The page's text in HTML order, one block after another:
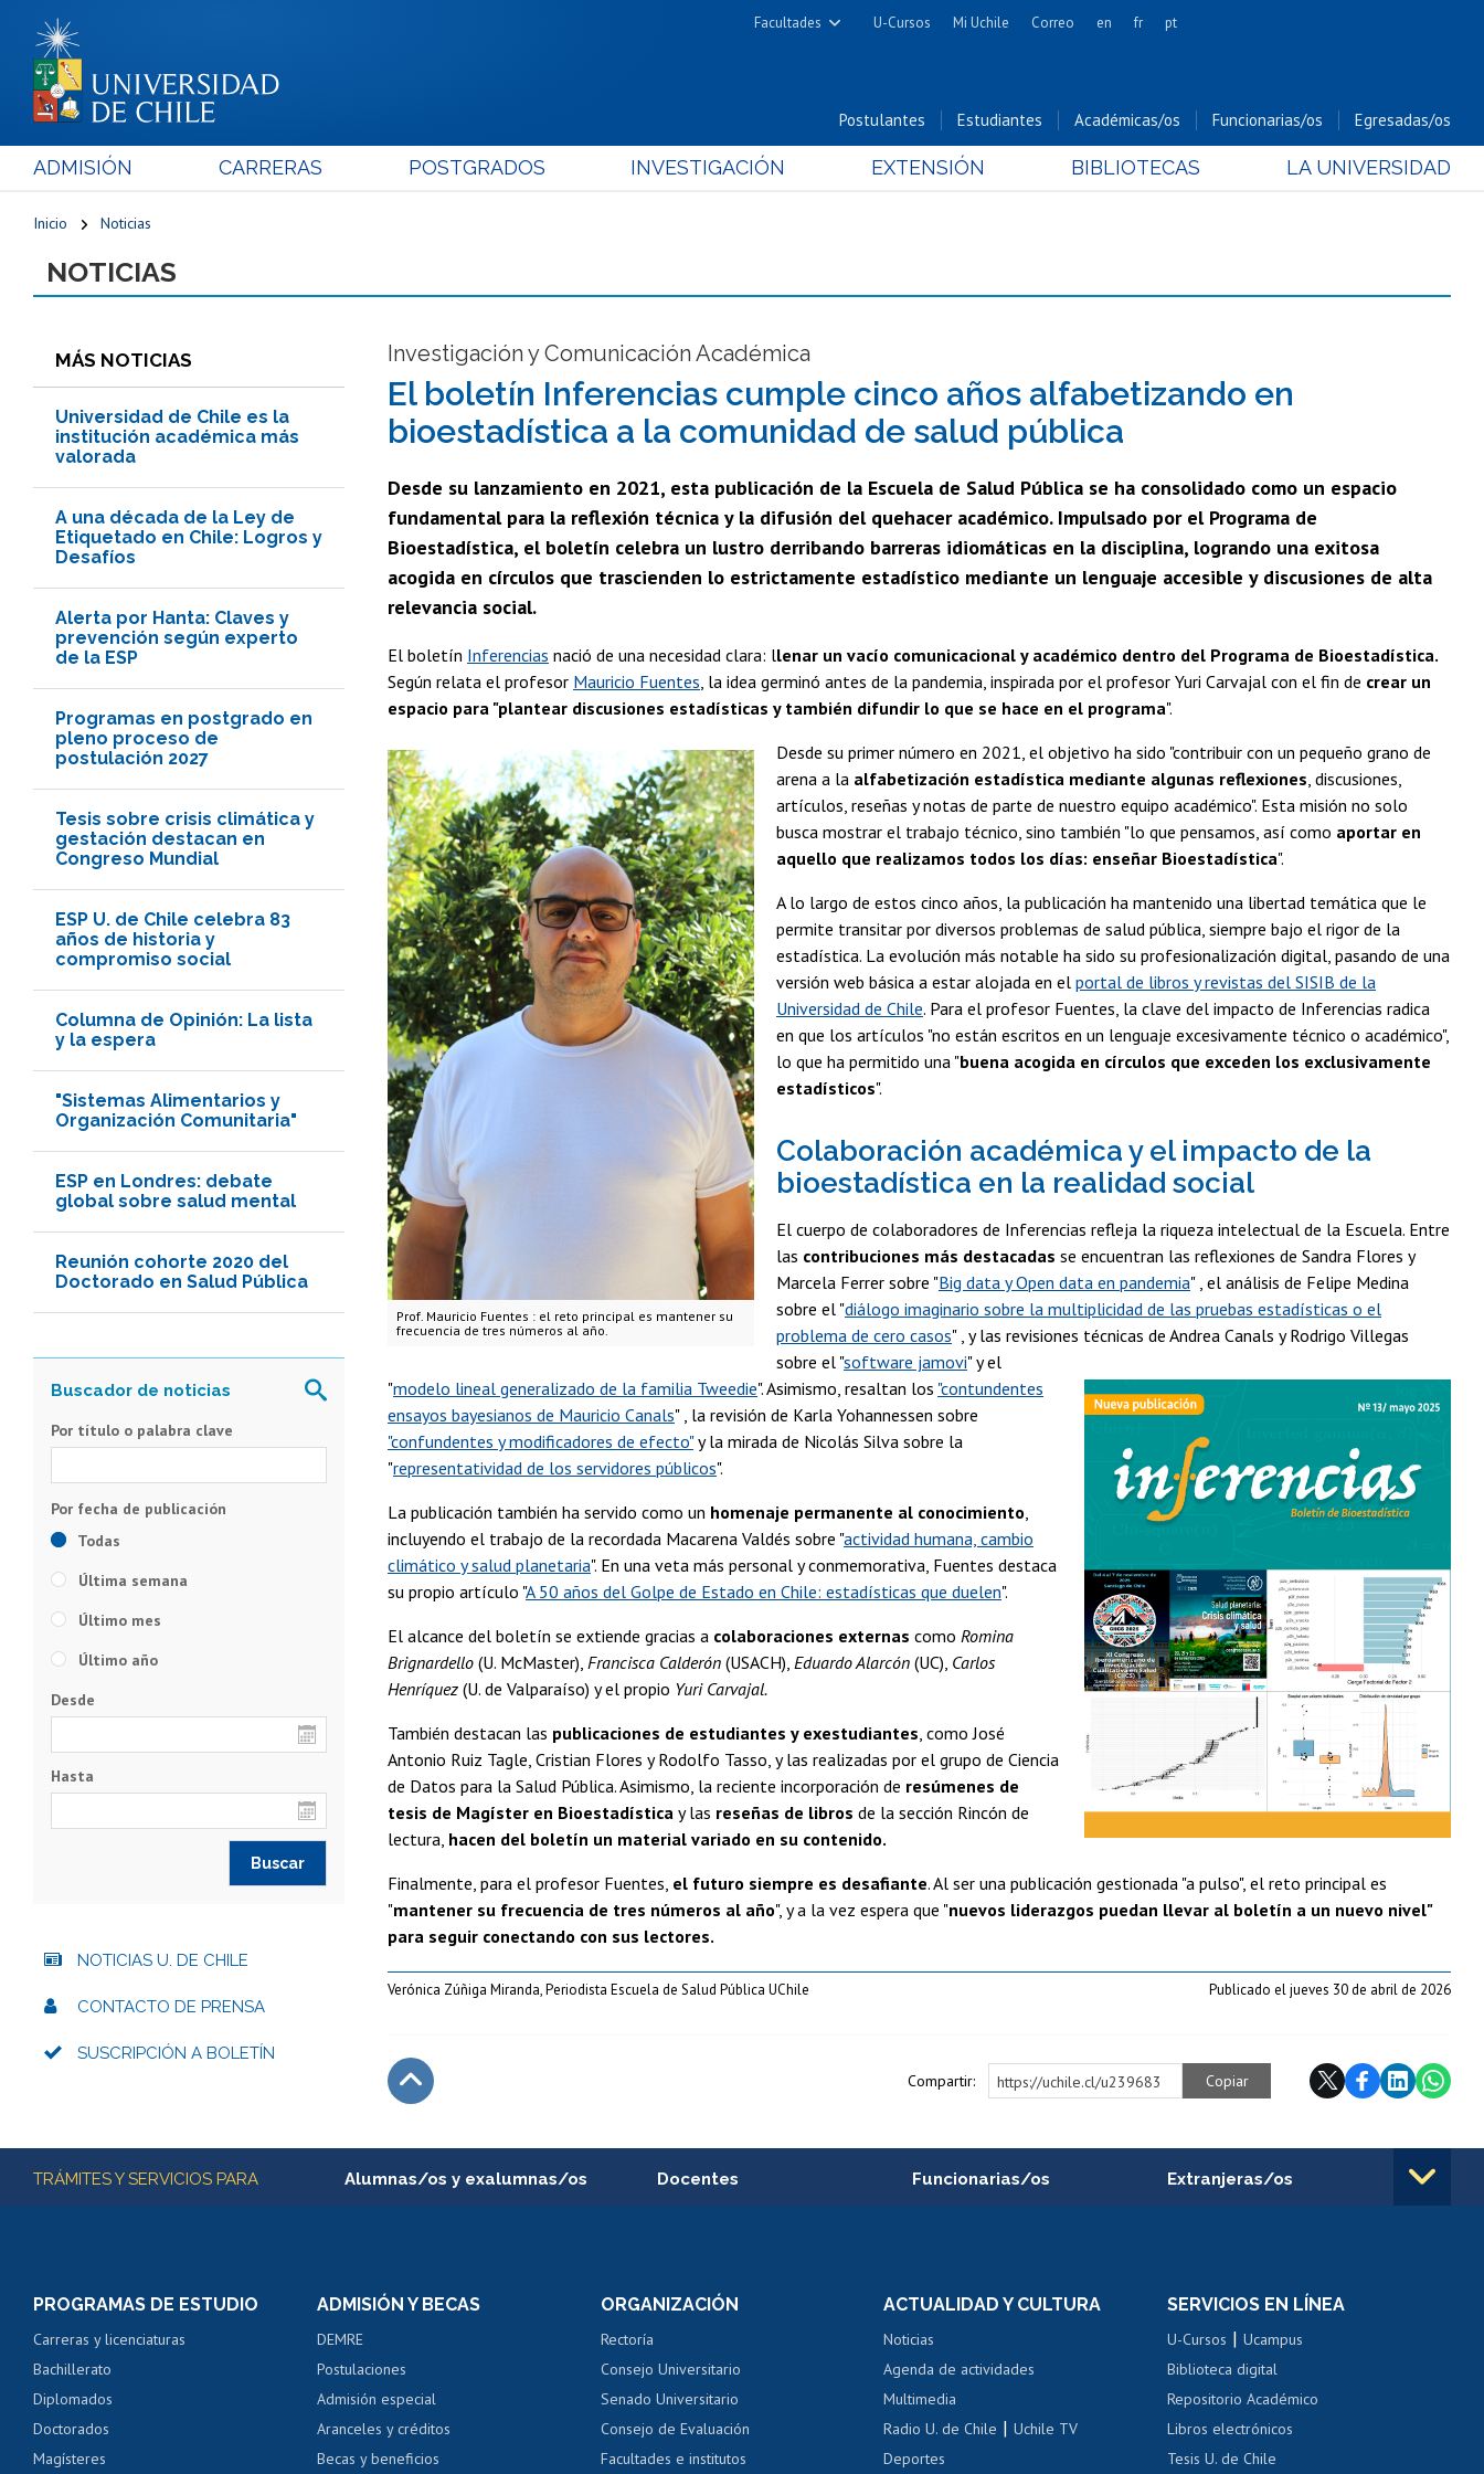
Facultades
Cs. Físicas y Matemáticas
Cs. Forestales y Conservación
Cs. Químicas y Farmacéuticas
Cs. Sociales
Estudios Avanzados en Educación
Nutrición y Tecnología de
Alimentos
Bachillerato
Hospital Clínico
U-Cursos Mi Uchile Correo en fr pt
Postulantes Estudiantes Académicas/os Funcionarias/os Egresadas/os
ADMISIÓN CARRERAS POSTGRADOS INVESTIGACIÓN EXTENSIÓN BIBLIOTECAS LA UNIVERSIDAD
Inicio Noticias
NOTICIAS
MÁS NOTICIAS
Universidad de Chile es la
institución académica más
valorada
A una década de la Ley de
Etiquetado en Chile: Logros y
Desafíos
Alerta por Hanta: Claves y
prevención según experto
de la ESP
Programas en postgrado en
pleno proceso de
postulación 2027
Tesis sobre crisis climática y
gestación destacan en
Congreso Mundial
ESP U. de Chile celebra 83
años de historia y
compromiso social
Columna de Opinión: La lista
y la espera
"Sistemas Alimentarios y
Organización Comunitaria"
ESP en Londres: debate
global sobre salud mental
Reunión cohorte 2020 del
Doctorado en Salud Pública
Investigación y Comunicación Académica
El boletín Inferencias cumple cinco años alfabetizando en
bioestadística a la comunidad de salud pública
Desde su lanzamiento en 2021, esta publicación de la Escuela de Salud Pública se ha consolidado como un espacio
fundamental para la reflexión técnica y la difusión del quehacer académico. Impulsado por el Programa de
Bioestadística, el boletín celebra un lustro derribando barreras idiomáticas en la disciplina, logrando una exitosa
acogida en círculos que trascienden lo estrictamente estadístico mediante un lenguaje accesible y discusiones de alta
relevancia social.
El boletín Inferencias nació de una necesidad clara: llenar un vacío comunicacional y académico dentro del Programa de Bioestadística.
Según relata el profesor Mauricio Fuentes , la idea germinó antes de la pandemia, inspirada por el profesor Yuri Carvajal con el fin de crear un
espacio para "plantear discusiones estadísticas y también difundir lo que se hace en el programa".
Prof. Mauricio Fuentes : el reto principal es mantener su
frecuencia de tres números al año.
Desde su primer número en 2021, el objetivo ha sido "contribuir con un pequeño grano de
arena a la alfabetización estadística mediante algunas reflexiones , discusiones,
artículos, reseñas y notas de parte de nuestro equipo académico". Esta misión no solo
busca mostrar el trabajo técnico, sino también "lo que pensamos, así como aportar en
aquello que realizamos todos los días: enseñar Bioestadística".
A lo largo de estos cinco años, la publicación ha mantenido una libertad temática que le
permite transitar por diversos problemas de salud pública, siempre bajo el rigor de la
estadística. La evolución más notable ha sido su profesionalización digital, pasando de una
versión web básica a estar alojada en el portal de libros y revistas del SISIB de la
Universidad de Chile. Para el profesor Fuentes, la clave del impacto de Inferencias radica
en que los artículos "no están escritos en un lenguaje excesivamente técnico o académico",
lo que ha permitido una "buena acogida en círculos que exceden los exclusivamente
estadísticos".
Colaboración académica y el impacto de la
bioestadística en la realidad social
El cuerpo de colaboradores de Inferencias refleja la riqueza intelectual de la Escuela. Entre
las contribuciones más destacadas se encuentran las reflexiones de Sandra Flores y
Marcela Ferrer sobre "Big data y Open data en pandemia" , el análisis de Felipe Medina
sobre el "diálogo imaginario sobre la multiplicidad de las pruebas estadísticas o el
problema de cero casos" , y las revisiones técnicas de Andrea Canals y Rodrigo Villegas
sobre el "software jamovi" y el
"modelo lineal generalizado de la familia Tweedie". Asimismo, resaltan los "contundentes
ensayos bayesianos de Mauricio Canals" , la revisión de Karla Yohannessen sobre
"confundentes y modificadores de efecto"y la mirada de Nicolás Silva sobre la
"representatividad de los servidores públicos".
La publicación también ha servido como un homenaje permanente al conocimiento
incluyendo el trabajo de la recordada Macarena Valdés sobre "actividad humana, cambio
climático y salud planetaria". En una veta más personal y conmemorativa, Fuentes destaca
su propio artículo "A 50 años del Golpe de Estado en Chile: estadísticas que duelen".
El alcance del boletín se extiende gracias a colaboraciones externas como Romina
Brignardello (U. McMaster), Francisca Calderón (USACH), Eduardo Alarcón (UC), Carlos
Henríquez (U. de Valparaíso) y el propio Yuri Carvajal.
También destacan las publicaciones de estudiantes y exestudiantes , como José
Antonio Ruiz Tagle, Cristian Flores y Rodolfo Tasso, y las realizadas por el grupo de Ciencia
de Datos para la Salud Pública. Asimismo, la reciente incorporación de resúmenes de
tesis de Magíster en Bioestadística y las reseñas de libros de la sección Rincón de
lectura, hacen del boletín un material variado en su contenido.
Finalmente, para el profesor Fuentes, el futuro siempre es desafiante. Al ser una publicación gestionada "a pulso", el reto principal es
"mantener su frecuencia de tres números al año", y a la vez espera que "nuevos liderazgos puedan llevar al boletín a un nuevo nivel"
para seguir conectando con sus lectores.
Verónica Zúñiga Miranda, Periodista Escuela de Salud Pública UChile Publicado el jueves 30 de abril de 2026
Compartir: https://uchile.cl/u239683 Copiar
Por título o palabra clave
Todas
Última semana
Último mes
Último año
Desde
Hasta
NOTICIAS U. DE CHILE
CONTACTO DE PRENSA
SUSCRIPCIÓN A BOLETÍN
Más información
TRÁMITES Y SERVICIOS PARA Alumnas/os y exalumnas/os
Consulta y certificado de notas
Servicio médico y dental
Pago de arancel y crédito alumnos
Pago de arancel y crédito exalumnos
Certificado de títulos y grados
Docentes
Perfeccionamiento
Evaluación docente
Calificación académica
Postulación al AUCAI
Funcionarias/os
Portal de movilidad interna
Certificado de renta
Certificado de renta
Gestión de correo uchile
Extranjeras/os
Movilidad Estudiantil
Cursos de español
PROGRAMAS DE ESTUDIO
Carreras y licenciaturas
Bachillerato
Diplomados
Doctorados
Magísteres
ADMISIÓN Y BECAS
DEMRE
Postulaciones
Admisión especial
Aranceles y créditos
Becas y beneficios
ORGANIZACIÓN
Rectoría
Consejo Universitario
Senado Universitario
Consejo de Evaluación
Facultades e institutos
ACTUALIDAD Y CULTURA
Noticias
Agenda de actividades
Multimedia
Radio U. de Chile |Uchile TV
Deportes
SERVICIOS EN LÍNEA
U-Cursos |Ucampus
Biblioteca digital
Repositorio Académico
Libros electrónicos
Tesis U. de Chile